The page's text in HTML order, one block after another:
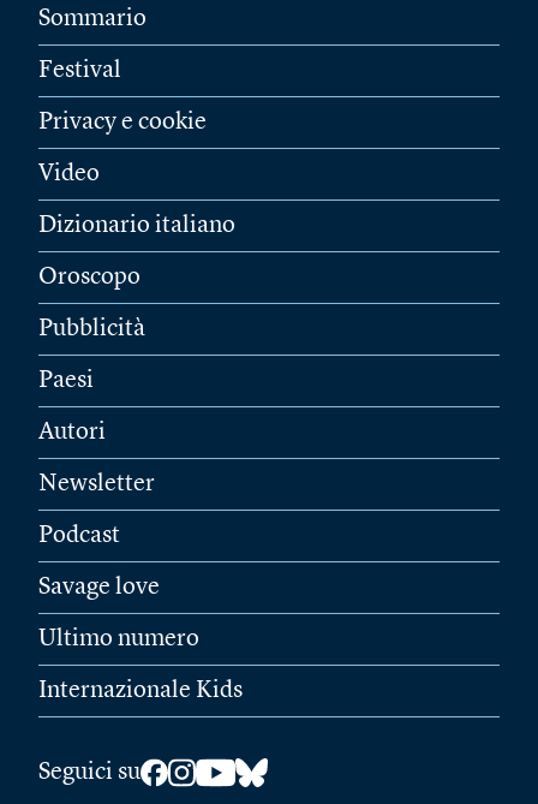
Sommario
Festival
Privacy e cookie
Video
Dizionario italiano
Oroscopo
Pubblicità
Paesi
Autori
Newsletter
Podcast
Savage love
Ultimo numero
Internazionale Kids
Seguici su